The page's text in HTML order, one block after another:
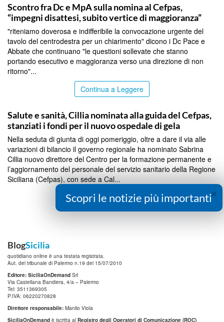
Scontro fra Dc e MpA sulla nomina al Cefpas,
“impegni disattesi, subito vertice di maggioranza”
"riteniamo doverosa e indifferibile la convocazione urgente del
tavolo del centrodestra per un chiarimento" dicono i Dc Pace e
Abbate che continuano "le questioni sollevate che stanno
portando esecutivo e maggioranza verso una direzione di non
ritorno"...
Continua a Leggere
Salute e sanità, Cillia nominata alla guida del Cefpas,
stanziati i fondi per il nuovo ospedale di gela
Nella seduta di giunta di oggi pomeriggio, oltre a dare il via alle
variazioni di bilancio il governo regionale ha nominato Sabrina
Cillia nuovo direttore del Centro per la formazione permanente e
l’aggiornamento del personale del servizio sanitario della Regione
Siciliana (Cefpas), con sede a Cal...
Continua a Leggere
BlogSicilia
quotidiano online è una testata registrata.
Aut. del tribunale di Palermo n.19 del 15/07/2010
Editore: SiciliaOnDemand Srl
Via Castellana Bandiera, 4/a – Palermo
Tel: 3511369305
P.IVA: 06220270828
Direttore responsabile: Manlio Viola
SiciliaOnDemand è iscritta al Registro degli Operatori di Comunicazione (ROC)
×
Scopri le notizie più importanti